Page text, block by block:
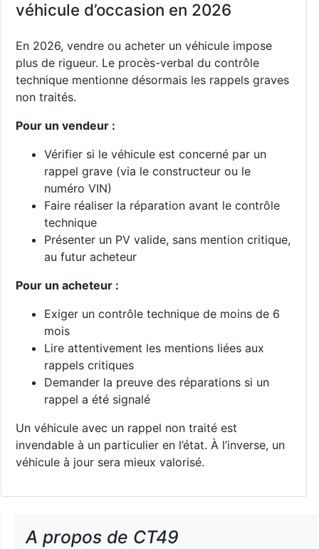
véhicule d’occasion en 2026
En 2026, vendre ou acheter un véhicule impose
plus de rigueur. Le procès-verbal du contrôle
technique mentionne désormais les rappels graves
non traités.
Pour un vendeur :
Vérifier si le véhicule est concerné par un
rappel grave (via le constructeur ou le
numéro VIN)
Faire réaliser la réparation avant le contrôle
technique
Présenter un PV valide, sans mention critique,
au futur acheteur
Pour un acheteur :
Exiger un contrôle technique de moins de 6
mois
Lire attentivement les mentions liées aux
rappels critiques
Demander la preuve des réparations si un
rappel a été signalé
Un véhicule avec un rappel non traité est
invendable à un particulier en l’état. À l’inverse, un
véhicule à jour sera mieux valorisé.
A propos de CT49